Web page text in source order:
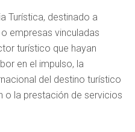
Turística, destinado a
empresas vinculadas
turístico que hayan
en el impulso, la
del destino turístico
o la prestación de servicios